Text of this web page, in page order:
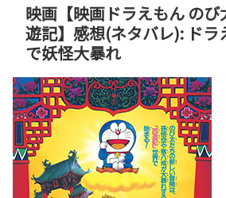
映画【映画ドラえもん の
遊記】感想(ネタバレ): ドラ
で妖怪大暴れ